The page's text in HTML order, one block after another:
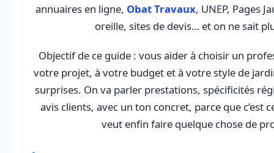
annuaires en ligne, Obat Travaux, UNEP, Pages
oreille, sites de devis… et on ne sait
Objectif de ce guide : vous aider à choisir un
votre projet, à votre budget et à votre style de
surprises. On va parler prestations, spécificités
avis clients, avec un ton concret, parce que c’est
veut enfin faire quelque chose de